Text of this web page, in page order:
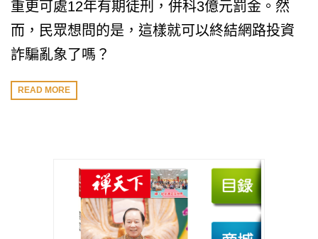
重更可處12年有期徒刑，併科3億元罰金。然
而，民眾想問的是，這樣就可以終結網路投資
詐騙亂象了嗎？
READ MORE